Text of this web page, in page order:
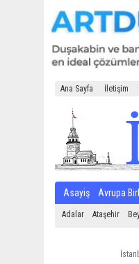
Ana Sayfa İletişim
Asayiş Avrupa
Adalar Ataşehir